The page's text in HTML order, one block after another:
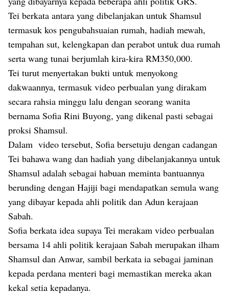
Tei berkata antara yang dibelanjakan untuk Shamsul
termasuk kos pengubahsuaian rumah, hadiah mewah,
tempahan sut, kelengkapan dan perabot untuk dua rumah
serta wang tunai berjumlah kira-kira RM350,000.
Tei turut menyertakan bukti untuk menyokong
dakwaannya, termasuk video perbualan yang dirakam
secara rahsia minggu lalu dengan seorang wanita
bernama Sofia Rini Buyong, yang dikenal pasti sebagai
proksi Shamsul.
Dalam video tersebut, Sofia bersetuju dengan cadangan
Tei bahawa wang dan hadiah yang dibelanjakannya untuk
Shamsul adalah sebagai habuan meminta bantuannya
berunding dengan Hajiji bagi mendapatkan semula wang
yang dibayar kepada ahli politik dan Adun kerajaan
Sabah.
Sofia berkata idea supaya Tei merakam video perbualan
bersama 14 ahli politik kerajaan Sabah merupakan ilham
Shamsul dan Anwar, sambil berkata ia sebagai jaminan
kepada perdana menteri bagi memastikan mereka akan
kekal setia kepadanya.